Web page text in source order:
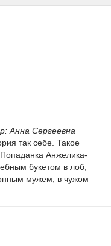
Анна Сергеевна
так себе. Такое
Анжелика-
букетом в лоб,
мужем, в чужом